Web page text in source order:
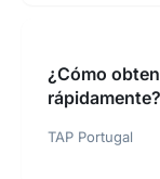
¿Cómo
rápidamente?
TAP Portugal